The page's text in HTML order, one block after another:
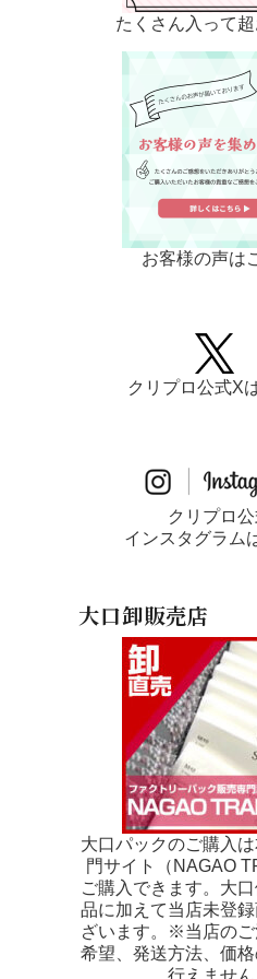
たくさん入って超
お客様の声は
クリプロ公式X
クリプロ
インスタグラム
大口卸販売店
大口パックのご購入
門サイト（NAGAO
ご購入できます。大
品に加えて当店未登
ざいます。※当店のご
希望、発送方法、価
行えません